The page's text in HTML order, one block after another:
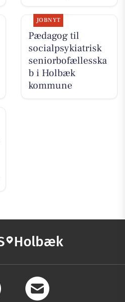
JOBNYT
Pædagog til
socialpsykiatrisk
seniorbofællesska
b i Holbæk
kommune
Holbæk